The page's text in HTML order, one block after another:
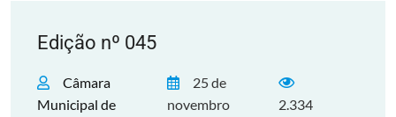
Edição nº 045
Câmara
Municipal de
25 de
novembro
2.334